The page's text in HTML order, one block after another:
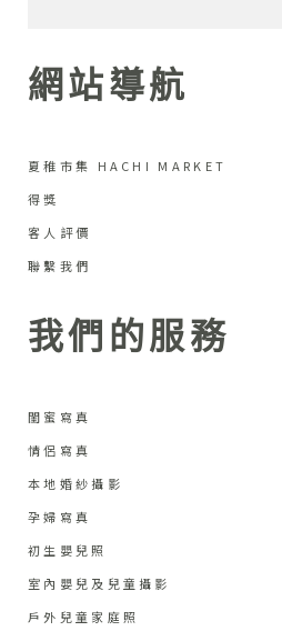
網站導航
夏稚市集 HACHI MARKET
得獎
客人評價
聯繫我們
我們的服務
閨蜜寫真
情侶寫真
本地婚紗攝影
孕婦寫真
初生嬰兒照
室內嬰兒及兒童攝影
戶外兒童家庭照